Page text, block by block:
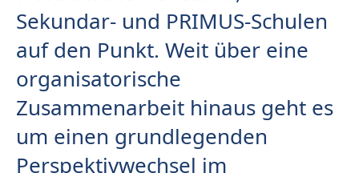
Sekundar- und PRIMUS-Schulen
auf den Punkt. Weit über eine
organisatorische
Zusammenarbeit hinaus geht es
um einen grundlegenden
Perspektivwechsel im